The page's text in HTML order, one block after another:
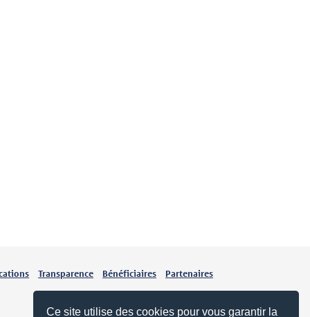
Ce site utilise des cookies pour vous garantir la
Transparence Bénéficiaires Partenaires